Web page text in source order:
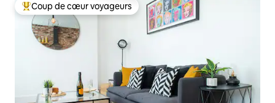
Coups de cœur voyageurs les plus appréciés
Coup de cœur voyageurs